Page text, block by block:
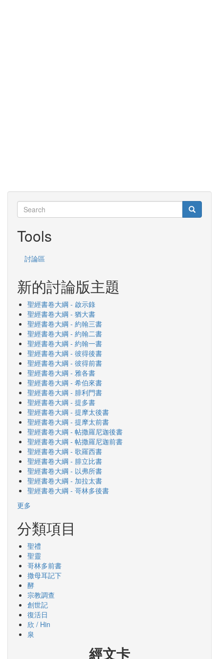
Search
Search Search
Tools
討論區
新的討論版主題
聖經書卷大綱 - 啟示錄
聖經書卷大綱 - 猶大書
聖經書卷大綱 - 約翰三書
聖經書卷大綱 - 約翰二書
聖經書卷大綱 - 約翰一書
聖經書卷大綱 - 彼得後書
聖經書卷大綱 - 彼得前書
聖經書卷大綱 - 雅各書
聖經書卷大綱 - 希伯來書
聖經書卷大綱 - 腓利門書
聖經書卷大綱 - 提多書
聖經書卷大綱 - 提摩太後書
聖經書卷大綱 - 提摩太前書
聖經書卷大綱 - 帖撒羅尼迦後書
聖經書卷大綱 - 帖撒羅尼迦前書
聖經書卷大綱 - 歌羅西書
聖經書卷大綱 - 腓立比書
聖經書卷大綱 - 以弗所書
聖經書卷大綱 - 加拉太書
聖經書卷大綱 - 哥林多後書
更多
分類項目
聖禮
聖靈
哥林多前書
撒母耳記下
酵
宗教調查
創世記
復活日
欣 / Hin
泉
經文卡